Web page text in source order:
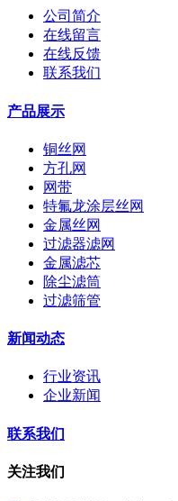
公司简介
在线留言
在线反馈
联系我们
产品展示
铜丝网
方孔网
网带
特氟龙涂层丝网
金属丝网
过滤器滤网
金属滤芯
除尘滤筒
过滤筛管
新闻动态
行业资讯
企业新闻
联系我们
关注我们